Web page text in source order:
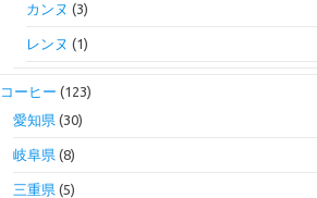
カンヌ (3)
レンヌ (1)
コーヒー (123)
愛知県(30)
岐阜県(8)
三重県(5)